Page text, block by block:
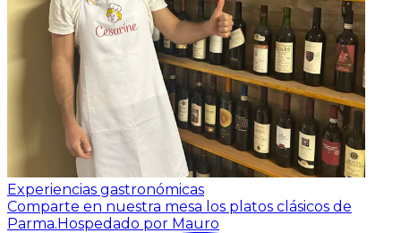
Experiencias gastronómicas
Comparte en nuestra mesa los platos clásicos de
Parma.Hospedado por Mauro